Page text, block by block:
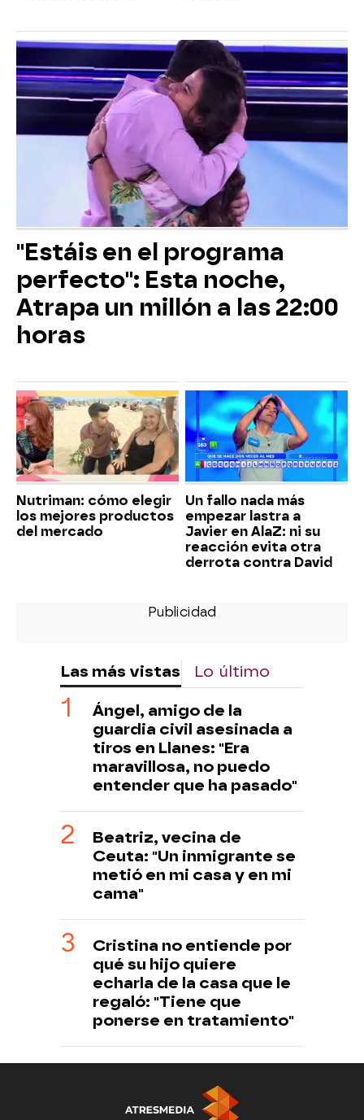
"Estáis en el programa
perfecto": Esta noche,
Atrapa un millón a las 22:00
horas
Nutriman: cómo elegir
los mejores productos
del mercado
Un fallo nada más
empezar lastra a
Javier en AlaZ: ni su
reacción evita otra
derrota contra David
Las más vistas Lo último
Ángel, amigo de la
guardia civil asesinada a
tiros en Llanes: "Era
maravillosa, no puedo
entender que ha pasado"
Beatriz, vecina de
Ceuta: "Un inmigrante se
metió en mi casa y en mi
cama"
Cristina no entiende por
qué su hijo quiere
echarla de la casa que le
regaló: "Tiene que
ponerse en tratamiento"